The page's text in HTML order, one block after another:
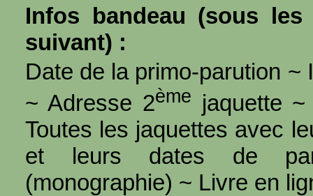
Infos bandeau (sous
suivant) :
Date de la primo-parution ~
~ Adresse 2ème jaquette
Toutes les jaquettes avec
et leurs dates de
(monographie) ~ Livre en